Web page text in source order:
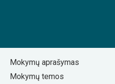
Mokymų aprašymas
Mokymų temos